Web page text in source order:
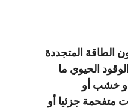
الطاقة المتجددة
الحيوي ما
أو خشب أو
متفحمة جزئيا أو